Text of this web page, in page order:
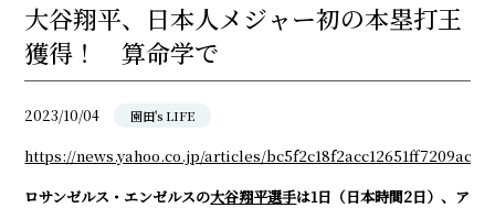
大谷翔平、日本人メジャー初の本塁打王
獲得！ 算命学で
2023/10/04 園田's LIFE
https://news.yahoo.co.jp/articles/
ロサンゼルス・エンゼルスの大谷翔平選手は1日（日本時間2日）、ア